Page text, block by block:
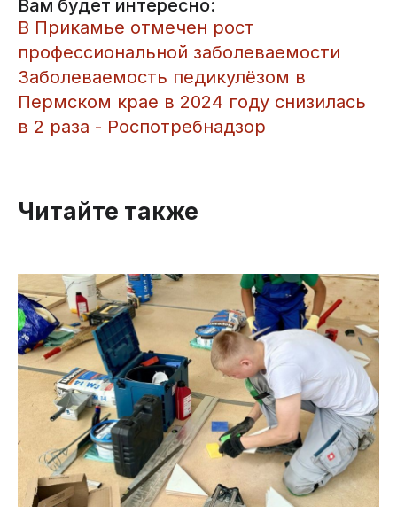
Вам будет интересно:
В Прикамье отмечен рост
профессиональной заболеваемости
Заболеваемость педикулёзом в
Пермском крае в 2024 году снизилась
в 2 раза - Роспотребнадзор
Читайте также